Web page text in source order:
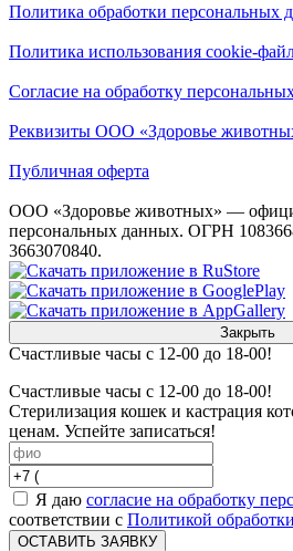
Политика обработки персональных
Политика использования cookie-
Согласие на обработку
Реквизиты ООО «Здоровье
Публичная оферта
ООО «Здоровье животных» —
персональных данных. ОГРН
3663070840.
Закрыть
Счастливые часы с 12-00 до 18-00!
Счастливые часы с 12-00 до 18-00!
Стерилизация кошек и кастрация
ценам. Успейте записаться!
Я даю согласие на обработку
соответствии с Политикой
ОСТАВИТЬ ЗАЯВКУ